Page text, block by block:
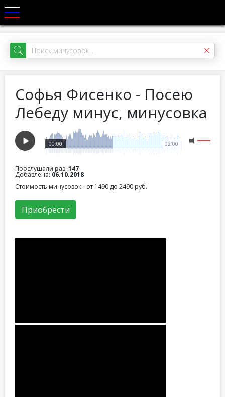
Софья Фисенко - Посею
Лебеду минус, минусовка
02:00
00:00
Прослушали раз: 147
Добавлена: 06.10.2018
Стоимость минусовок - от 1490 до 2490 руб.
Приобрести